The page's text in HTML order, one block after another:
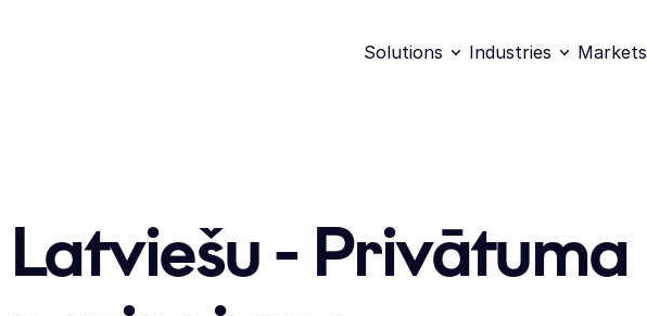
Solutions Industries Markets
Latviešu - Privātuma